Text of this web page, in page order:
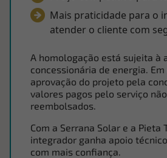
Mais praticidade para o
atender o cliente com
A homologação está sujeita à
concessionária de energia. Em
aprovação do projeto pela
valores pagos pelo serviço
reembolsados.
Com a Serrana Solar e a Pieta
integrador ganha apoio
com mais confiança.